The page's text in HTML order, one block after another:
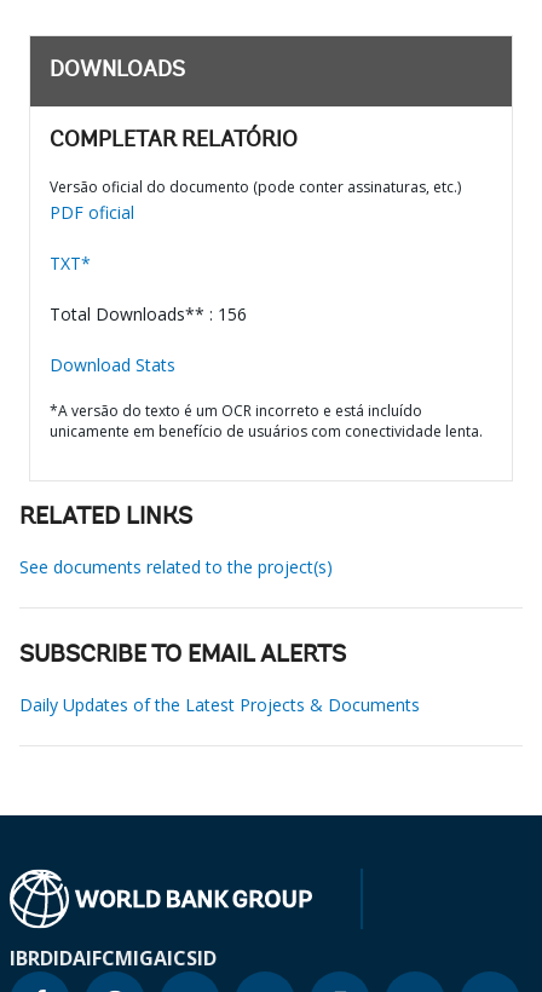
DOWNLOADS
COMPLETAR RELATÓRIO
Versão oficial do documento (pode conter assinaturas, etc.)
PDF oficial
TXT*
Total Downloads** : 156
Download Stats
*A versão do texto é um OCR incorreto e está incluído
unicamente em benefício de usuários com conectividade lenta.
RELATED LINKS
See documents related to the project(s)
SUBSCRIBE TO EMAIL ALERTS
Daily Updates of the Latest Projects & Documents
IBRDIDAIFCMIGAICSID